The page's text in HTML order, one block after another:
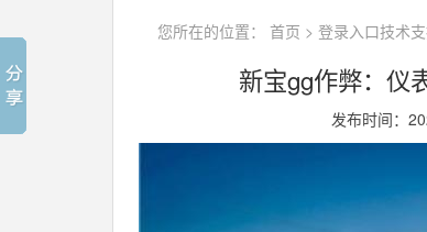
您所在的位置： 首页 > 登录入口技术
新宝gg作弊：仪
发布时间：